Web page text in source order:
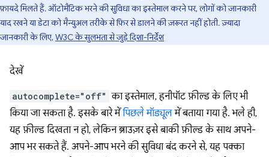
फ़ायदे मिलते हैं. ऑटोमैटिक भरने की सुविधा का इस्तेमाल करने पर, लोगों को जानकारी
याद रखने या डेटा को मैन्युअल तरीके से फिर से डालने की ज़रूरत नहीं होती. ज़्यादा
जानकारी के लिए, W3C के सुलभता से जुड़े दिशा-निर्देश
देखें
autocomplete="off" का इस्तेमाल, हनीपॉट फ़ील्ड के लिए भी
किया जा सकता है. इसके बारे मेंपिछले मॉड्यूलमें बताया गया है. भले ही,
यह फ़ील्ड दिखता न हो, लेकिन ब्राउज़र इसे बाकी फ़ील्ड के साथ अपने-
आप भर सकते हैं. अपने-आप भरने की सुविधा बंद करने से, यह पक्का